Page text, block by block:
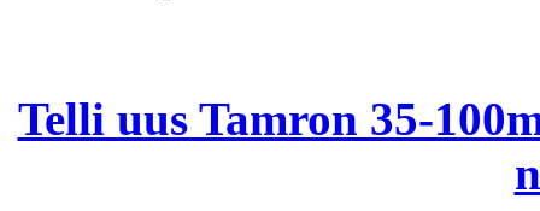
Telli uus Tamron 35-